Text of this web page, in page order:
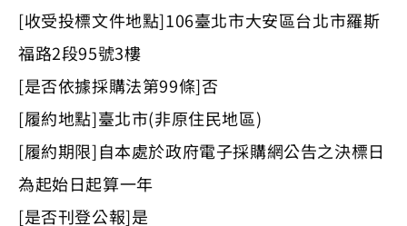
[收受投標文件地點]106臺北市大安區台北市羅斯
福路2段95號3樓
[是否依據採購法第99條]否
[履約地點]臺北市(非原住民地區)
[履約期限]自本處於政府電子採購網公告之決標日
為起始日起算一年
[是否刊登公報]是